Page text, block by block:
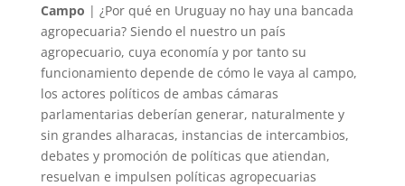
Campo | ¿Por qué en Uruguay no hay una bancada
agropecuaria? Siendo el nuestro un país
agropecuario, cuya economía y por tanto su
funcionamiento depende de cómo le vaya al campo,
los actores políticos de ambas cámaras
parlamentarias deberían generar, naturalmente y
sin grandes alharacas, instancias de intercambios,
debates y promoción de políticas que atiendan,
resuelvan e impulsen políticas agropecuarias